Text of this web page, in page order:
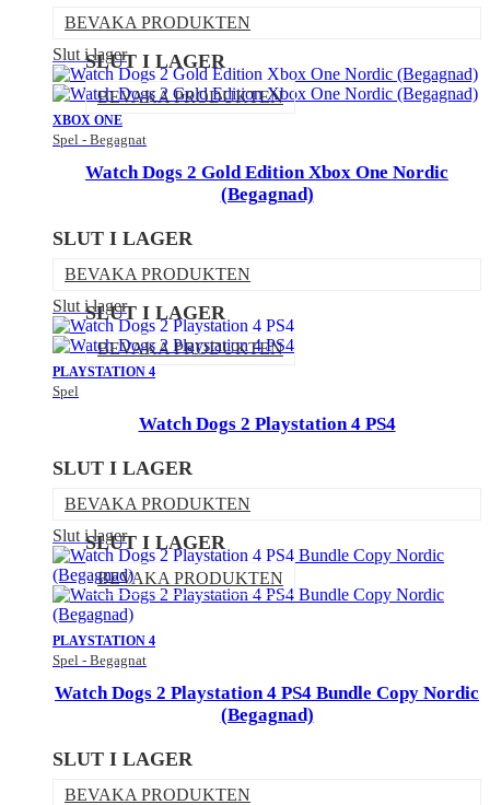
BEVAKA PRODUKTEN
Slut i lager
XBOX ONE
Spel - Begagnat
SLUT I LAGER
BEVAKA PRODUKTEN
Watch Dogs 2 Gold Edition Xbox One Nordic
(Begagnad)
SLUT I LAGER
BEVAKA PRODUKTEN
Slut i lager
PLAYSTATION 4
Spel
SLUT I LAGER
BEVAKA PRODUKTEN
Watch Dogs 2 Playstation 4 PS4
SLUT I LAGER
BEVAKA PRODUKTEN
Slut i lager
PLAYSTATION 4
Spel - Begagnat
SLUT I LAGER
BEVAKA PRODUKTEN
Watch Dogs 2 Playstation 4 PS4 Bundle Copy Nordic
(Begagnad)
SLUT I LAGER
BEVAKA PRODUKTEN